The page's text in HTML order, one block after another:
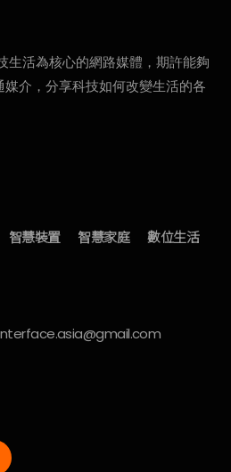
生活為核心的網路媒體，期許能夠
介，分享科技如何改變生活的各
智慧裝置 智慧家庭
數位生活